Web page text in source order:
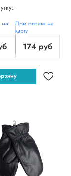
на
При оплате на
карту
174 руб